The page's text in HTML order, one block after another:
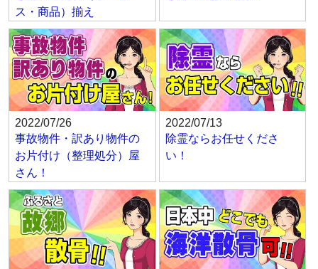
ス・商品）揃え
2022/07/26
事故物件・訳あり物件の
お片付け（整理処分）屋
さん！
2022/07/13
除霊ならお任せくださ
い！